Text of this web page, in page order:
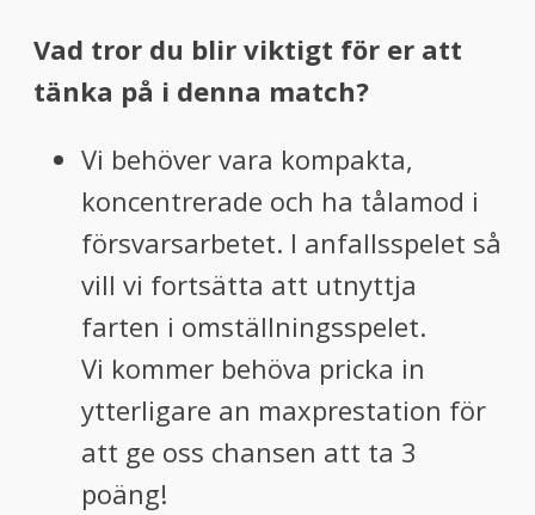
Vad tror du blir viktigt för er att
tänka på i denna match?
Vi behöver vara kompakta,
koncentrerade och ha tålamod i
försvarsarbetet. I anfallsspelet så
vill vi fortsätta att utnyttja
farten i omställningsspelet.
Vi kommer behöva pricka in
ytterligare an maxprestation för
att ge oss chansen att ta 3
poäng!